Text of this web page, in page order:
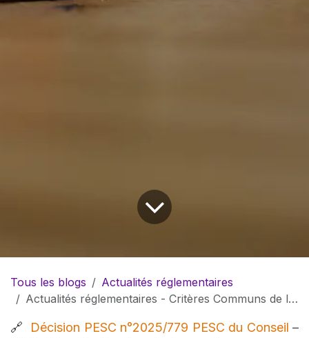
Tous les blogs
Actualités réglementaires
Actualités réglementaires - Critères Communs de l'UE - Contrôle des exportations
🔗 Décision PESC n°2025/779 PESC du Conseil –